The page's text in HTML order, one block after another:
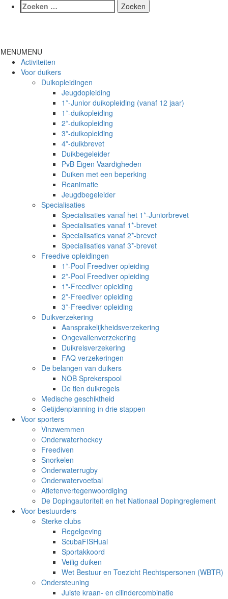
MENUMENU
Activiteiten
Voor duikers
Duikopleidingen
Jeugdopleiding
1*-Junior duikopleiding (vanaf 12 jaar)
1*-duikopleiding
2*-duikopleiding
3*-duikopleiding
4*-duikbrevet
Duikbegeleider
PvB Eigen Vaardigheden
Duiken met een beperking
Reanimatie
Jeugdbegeleider
Specialisaties
Specialisaties vanaf het 1*-Juniorbrevet
Specialisaties vanaf 1*-brevet
Specialisaties vanaf 2*-brevet
Specialisaties vanaf 3*-brevet
Freedive opleidingen
1*-Pool Freediver opleiding
2*-Pool Freediver opleiding
1*-Freediver opleiding
2*-Freediver opleiding
3*-Freediver opleiding
Duikverzekering
Aansprakelijkheidsverzekering
Ongevallenverzekering
Duikreisverzekering
FAQ verzekeringen
De belangen van duikers
NOB Sprekerspool
De tien duikregels
Medische geschiktheid
Getijdenplanning in drie stappen
Voor sporters
Vinzwemmen
Onderwaterhockey
Freediven
Snorkelen
Onderwaterrugby
Onderwatervoetbal
Atletenvertegenwoordiging
De Dopingautoriteit en het Nationaal Dopingreglement
Voor bestuurders
Sterke clubs
Regelgeving
ScubaFISHual
Sportakkoord
Veilig duiken
Wet Bestuur en Toezicht Rechtspersonen (WBTR)
Ondersteuning
Juiste kraan- en cilindercombinatie